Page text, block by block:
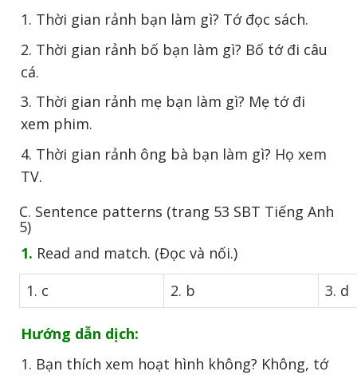
1. Thời gian rảnh bạn làm gì? Tớ đọc sách.
2. Thời gian rảnh bố bạn làm gì? Bố tớ đi câu
cá.
3. Thời gian rảnh mẹ bạn làm gì? Mẹ tớ đi
xem phim.
4. Thời gian rảnh ông bà bạn làm gì? Họ xem
TV.
C. Sentence patterns (trang 53 SBT Tiếng Anh
5)
1. Read and match. (Đọc và nối.)
1. c
2. b 3. d
Hướng dẫn dịch:
1. Bạn thích xem hoạt hình không? Không, tớ